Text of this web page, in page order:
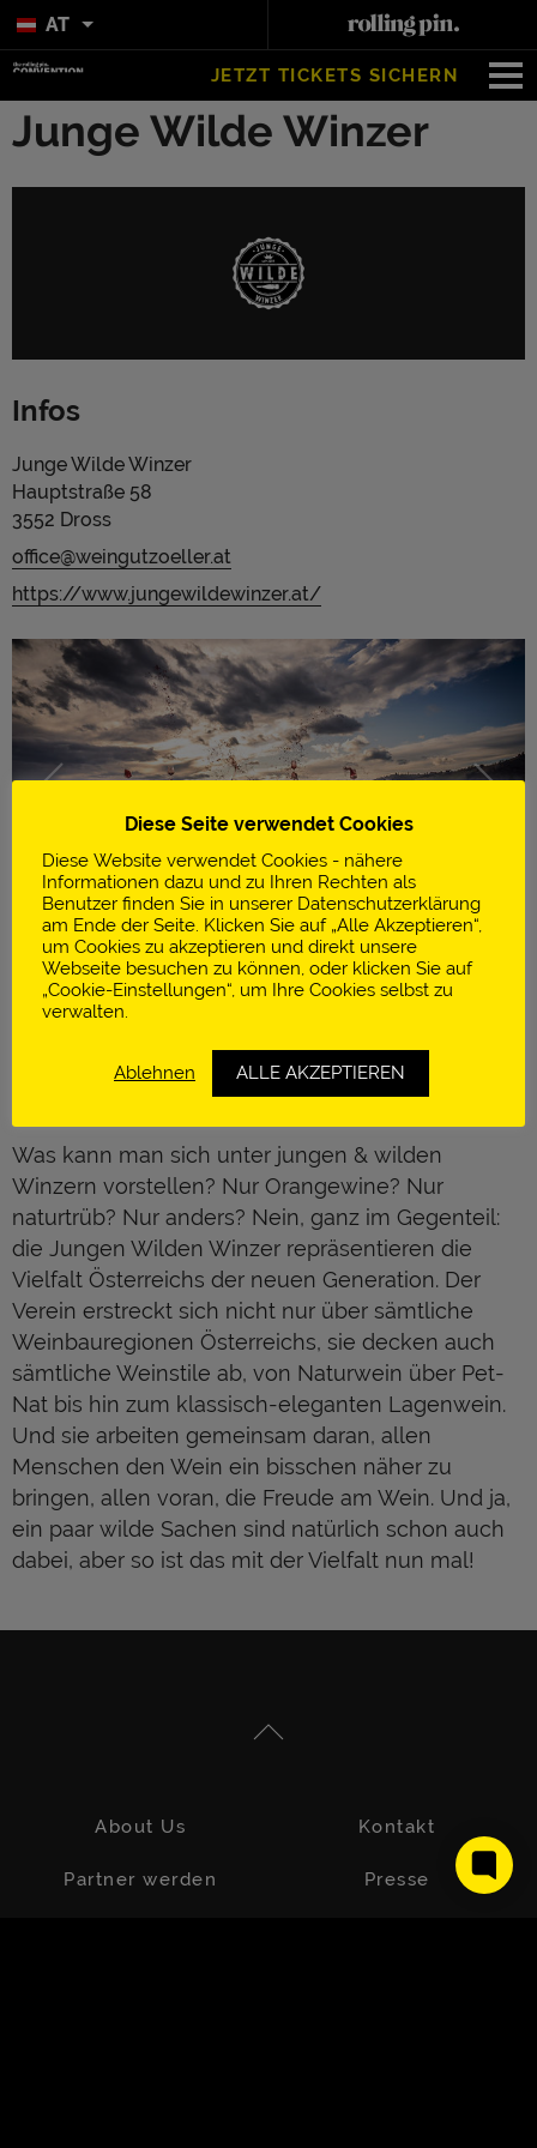
AT
JETZT TICKETS SICHERN
Junge Wilde Winzer
Infos
Junge Wilde Winzer
Hauptstraße 58
3552 Dross
office@weingutzoeller.at
https://www.jungewildewinzer.at/
GEMEINSAME
SACHE
Was kann man sich unter jungen & wilden
Winzern vorstellen? Nur Orangewine? Nur
naturtrüb? Nur anders? Nein, ganz im Gegenteil:
die Jungen Wilden Winzer repräsentieren die
Vielfalt Österreichs der neuen Generation. Der
Verein erstreckt sich nicht nur über sämtliche
Weinbauregionen Österreichs, sie decken auch
sämtliche Weinstile ab, von Naturwein über Pet-
Nat bis hin zum klassisch-eleganten Lagenwein.
Und sie arbeiten gemeinsam daran, allen
Menschen den Wein ein bisschen näher zu
bringen, allen voran, die Freude am Wein. Und ja,
ein paar wilde Sachen sind natürlich schon auch
dabei, aber so ist das mit der Vielfalt nun mal!
About Us Kontakt
Partner werden Presse
Diese Seite verwendet Cookies
Diese Website verwendet Cookies - nähere
Informationen dazu und zu Ihren Rechten als
Benutzer finden Sie in unserer Datenschutzerklärung
am Ende der Seite. Klicken Sie auf „Alle Akzeptieren“,
um Cookies zu akzeptieren und direkt unsere
Webseite besuchen zu können, oder klicken Sie auf
„Cookie-Einstellungen“, um Ihre Cookies selbst zu
verwalten.
Ablehnen ALLE AKZEPTIEREN